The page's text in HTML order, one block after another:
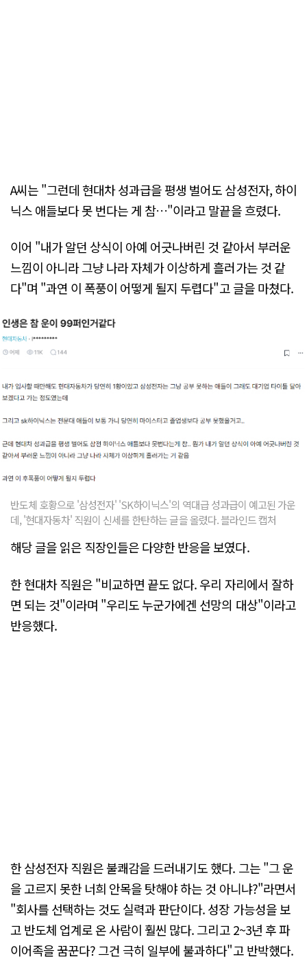
A씨는 "그런데 현대차 성과급을 평생 벌어도 삼성전자, 하이
닉스 애들보다 못 번다는 게 참…"이라고 말끝을 흐렸다.
이어 "내가 알던 상식이 아예 어긋나버린 것 같아서 부러운
느낌이 아니라 그냥 나라 자체가 이상하게 흘러가는 것 같
다"며 "과연 이 폭풍이 어떻게 될지 두렵다"고 글을 마쳤다.
반도체 호황으로 '삼성전자' 'SK하이닉스'의 역대급 성과급이 예고된 가운
데, '현대자동차' 직원이 신세를 한탄하는 글을 올렸다. 블라인드 캡처
해당 글을 읽은 직장인들은 다양한 반응을 보였다.
한 현대차 직원은 "비교하면 끝도 없다. 우리 자리에서 잘하
면 되는 것"이라며 "우리도 누군가에겐 선망의 대상"이라고
반응했다.
한 삼성전자 직원은 불쾌감을 드러내기도 했다. 그는 "그 운
을 고르지 못한 너희 안목을 탓해야 하는 것 아니냐?"라면서
"회사를 선택하는 것도 실력과 판단이다. 성장 가능성을 보
고 반도체 업계로 온 사람이 훨씬 많다. 그리고 2~3년 후 파
이어족을 꿈꾼다? 그건 극히 일부에 불과하다"고 반박했다.